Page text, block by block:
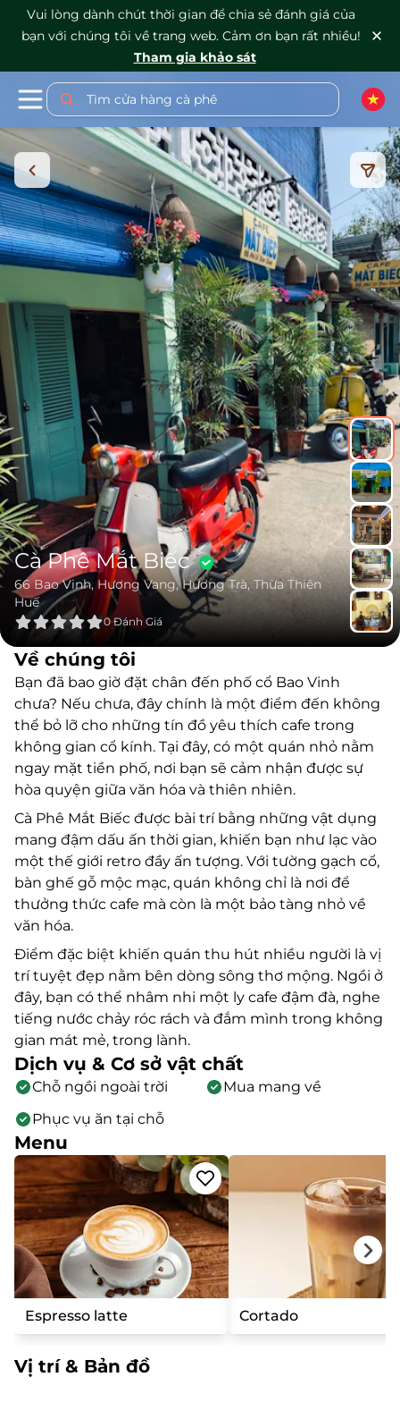
Vui lòng dành chút thời gian để chia sẻ đánh giá của
bạn với chúng tôi về trang web. Cảm ơn bạn rất nhiều!
Tham gia khảo sát
Tìm cửa hàng cà phê
Cà Phê Mắt Biếc
66 Bao Vinh, Hương Vang, Hương Trà, Thừa Thiên
Huế
0 Đánh Giá
Về chúng tôi
Bạn đã bao giờ đặt chân đến phố cổ Bao Vinh
chưa? Nếu chưa, đây chính là một điểm đến không
thể bỏ lỡ cho những tín đồ yêu thích cafe trong
không gian cổ kính. Tại đây, có một quán nhỏ nằm
ngay mặt tiền phố, nơi bạn sẽ cảm nhận được sự
hòa quyện giữa văn hóa và thiên nhiên.
Cà Phê Mắt Biếc được bài trí bằng những vật dụng
mang đậm dấu ấn thời gian, khiến bạn như lạc vào
một thế giới retro đầy ấn tượng. Với tường gạch cổ,
bàn ghế gỗ mộc mạc, quán không chỉ là nơi để
thưởng thức cafe mà còn là một bảo tàng nhỏ về
văn hóa.
Điểm đặc biệt khiến quán thu hút nhiều người là vị
trí tuyệt đẹp nằm bên dòng sông thơ mộng. Ngồi ở
đây, bạn có thể nhâm nhi một ly cafe đậm đà, nghe
tiếng nước chảy róc rách và đắm mình trong không
gian mát mẻ, trong lành.
Dịch vụ & Cơ sở vật chất
Chỗ ngồi ngoài trời
Mua mang về
Phục vụ ăn tại chỗ
Menu
Espresso latte Cortado
Vị trí & Bản đồ